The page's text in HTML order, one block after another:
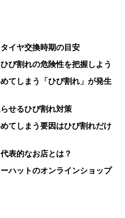
イヤ交換時期の目安
び割れの危険性を把握しよう
てしまう「ひび割れ」が発生
せるひび割れ対策
てしまう要因はひび割れだけ
表的なお店とは？
ハットのオンラインショップ